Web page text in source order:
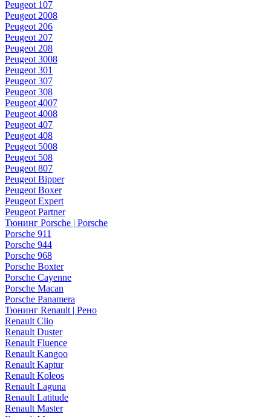
Peugeot 107
Peugeot 2008
Peugeot 206
Peugeot 207
Peugeot 208
Peugeot 3008
Peugeot 301
Peugeot 307
Peugeot 308
Peugeot 4007
Peugeot 4008
Peugeot 407
Peugeot 408
Peugeot 5008
Peugeot 508
Peugeot 807
Peugeot Bipper
Peugeot Boxer
Peugeot Expert
Peugeot Partner
Тюнинг Porsche | Porsche
Porsche 911
Porsche 944
Porsche 968
Porsche Boxter
Porsche Cayenne
Porsche Macan
Porsche Panamera
Тюнинг Renault | Рено
Renault Clio
Renault Duster
Renault Fluence
Renault Kangoo
Renault Kaptur
Renault Koleos
Renault Laguna
Renault Latitude
Renault Master